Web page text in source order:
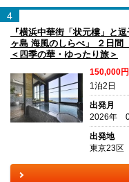
4
『横浜中華街「状元樓」と
ヶ島 海風のしらべ」 ２日間
＜四季の華・ゆったり旅＞
150,000
1泊2日
出発月
2026年
出発地
東京23区